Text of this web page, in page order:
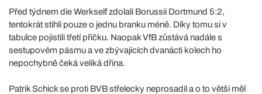
Před týdnem die Werkself zdolali Borussii Dortmund 5:2,
tentokrát stihli pouze o jednu branku méně. Díky tomu si v
tabulce pojistili třetí příčku. Naopak VfB zůstává nadále s
sestupovém pásmu a ve zbývajících dvanácti kolech ho
nepochybně čeká veliká dřina.
Patrik Schick se proti BVB střelecky neprosadil a o to větší měl